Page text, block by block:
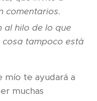
comentarios.
al hilo de lo que
tampoco está
mío te ayudará a
muchas